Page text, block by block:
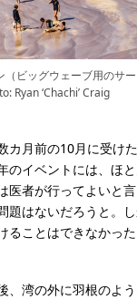
ビッグウェーブ用のサ
Ryan ‘Chachi’ Craig
カ月前の10月に受け
のイベントには、ほ
医者が行ってよいと
題はないだろうと。
ることはできなかった
、湾の外に羽根のよ